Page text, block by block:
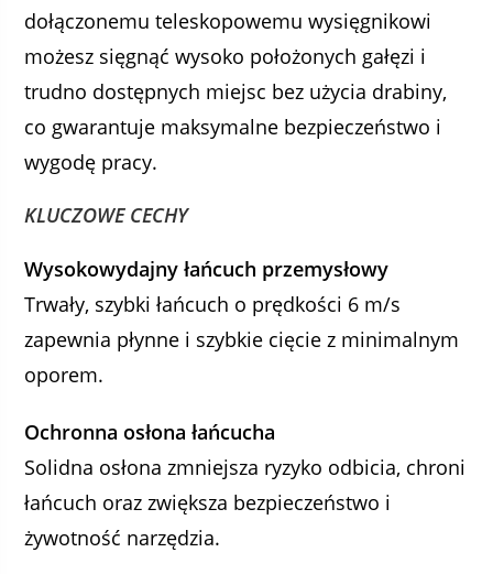
dołączonemu teleskopowemu wysięgnikowi
możesz sięgnąć wysoko położonych gałęzi i
trudno dostępnych miejsc bez użycia drabiny,
co gwarantuje maksymalne bezpieczeństwo i
wygodę pracy.
KLUCZOWE CECHY
Wysokowydajny łańcuch przemysłowy
Trwały, szybki łańcuch o prędkości 6 m/s
zapewnia płynne i szybkie cięcie z minimalnym
oporem.
Ochronna osłona łańcucha
Solidna osłona zmniejsza ryzyko odbicia, chroni
łańcuch oraz zwiększa bezpieczeństwo i
żywotność narzędzia.